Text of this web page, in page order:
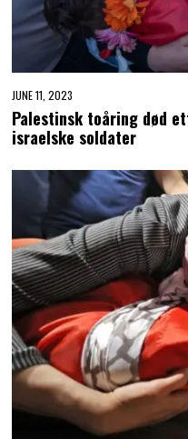
JUNE 11, 2023
Palestinsk toåring død
israelske soldater